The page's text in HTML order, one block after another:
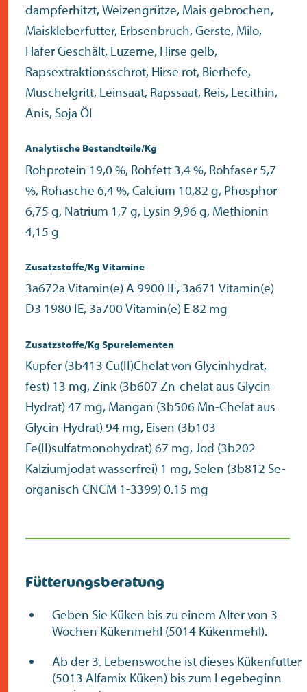
dampferhitzt, Weizengrütze, Mais gebrochen,
Maiskleberfutter, Erbsenbruch, Gerste, Milo,
Hafer Geschält, Luzerne, Hirse gelb,
Rapsextraktionsschrot, Hirse rot, Bierhefe,
Muschelgritt, Leinsaat, Rapssaat, Reis, Lecithin,
Anis, Soja Öl
Analytische Bestandteile/Kg
Rohprotein 19,0 %, Rohfett 3,4 %, Rohfaser 5,7
%, Rohasche 6,4 %, Calcium 10,82 g, Phosphor
6,75 g, Natrium 1,7 g, Lysin 9,96 g, Methionin
4,15 g
Zusatzstoffe/Kg Vitamine
3a672a Vitamin(e) A 9900 IE, 3a671 Vitamin(e)
D3 1980 IE, 3a700 Vitamin(e) E 82 mg
Zusatzstoffe/Kg Spurelementen
Kupfer (3b413 Cu(II)Chelat von Glycinhydrat,
fest) 13 mg, Zink (3b607 Zn-chelat aus Glycin-
Hydrat) 47 mg, Mangan (3b506 Mn-Chelat aus
Glycin-Hydrat) 94 mg, Eisen (3b103
Fe(II)sulfatmonohydrat) 67 mg, Jod (3b202
Kalziumjodat wasserfrei) 1 mg, Selen (3b812 Se-
organisch CNCM 1-3399) 0.15 mg
Fütterungsberatung
Geben Sie Küken bis zu einem Alter von 3
Wochen Kükenmehl (5014 Kükenmehl).
Ab der 3. Lebenswoche ist dieses Kükenfutter
(5013 Alfamix Küken) bis zum Legebeginn